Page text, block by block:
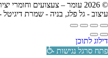
© 2026 עומר – צעצועים וחומרי יצירה ברוח האנתרופוסופיה.
עיצוב - גל פלג, בניה - שמרת דיגיטל
דילוג לתוכן
פתח סרגל נגישות